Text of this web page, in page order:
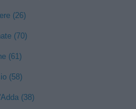
(26)
(70)
(61)
(58)
(38)